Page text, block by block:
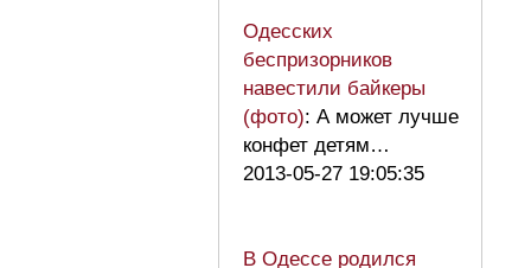
Одесских
беспризорников
навестили байкеры
(фото): А может лучше
конфет детям…
2013-05-27 19:05:35
В Одессе родился